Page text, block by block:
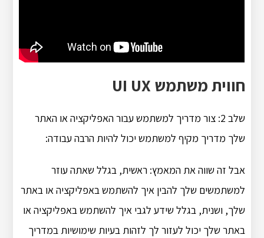
חווית משתמש UI UX
שלב 2: צור מדריך למשתמש עבור האפליקציה או האתר
שלך מדריך מקיף למשתמש יכול להיות הרבה עבודה:
אבל זה שווה את המאמץ: ראשית, בגלל שאתה עוזר
למשתמשים שלך להבין איך להשתמש באפליקציה או באתר
שלך, ושנית, בגלל שידע לגבי איך להשתמש באפליקציה או
באתר שלך יכול לעזור לך לזהות בעיות שימושיות במדריך